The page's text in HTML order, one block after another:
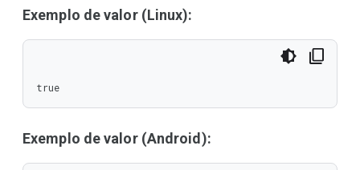
Exemplo de valor (Linux):
true
Exemplo de valor (Android):